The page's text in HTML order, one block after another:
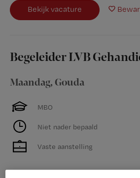
Bekijk vacature
Begeleider LVB
Maandag, Gouda
MBO
Niet nader bepaald
Vaste aanstelling